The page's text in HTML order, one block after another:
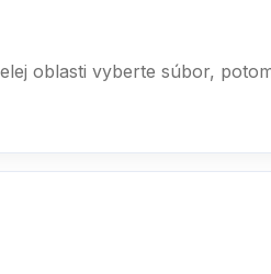
oblasti vyberte súbor,